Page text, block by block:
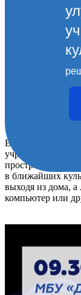
В рамках проекта
учреждения
пространстве.
в ближайших
выходя из дома,
компьютер или